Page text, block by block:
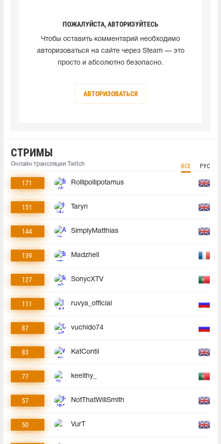
ПОЖАЛУЙСТА, АВТОРИЗУЙТЕСЬ
Чтобы оставить комментарий необходимо
авторизоваться на сайте через Steam — это
просто и абсолютно безопасно.
АВТОРИЗОВАТЬСЯ
СТРИМЫ
Онлайн трансляции Twitch ВСЕ РУС
171 Rollipollipotamus
151 Taryn
144 SimplyMatthias
139 Madzhell
127 SonycXTV
111 ruvya_official
87 vuchido74
83 KatContii
77 keeithy_
57 NotThatWillSmith
50 VurT